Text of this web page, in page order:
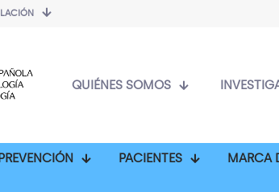
QUIÉNES SOMOS
PACIENTES MARCA